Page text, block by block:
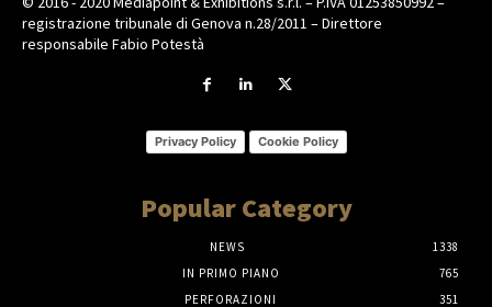
registrazione tribunale di Genova n.28/2011 – Direttore
responsabile Fabio Potestà
Privacy Policy Cookie Policy
Popular Category
NEWS
1338
IN PRIMO PIANO
765
PERFORAZIONI
351